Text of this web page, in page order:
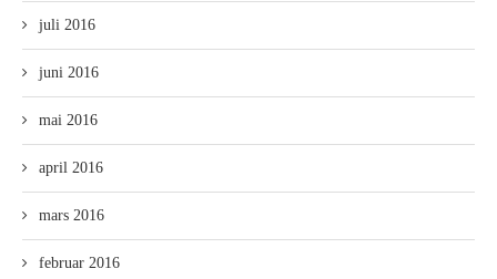
juli 2016
juni 2016
mai 2016
april 2016
mars 2016
februar 2016